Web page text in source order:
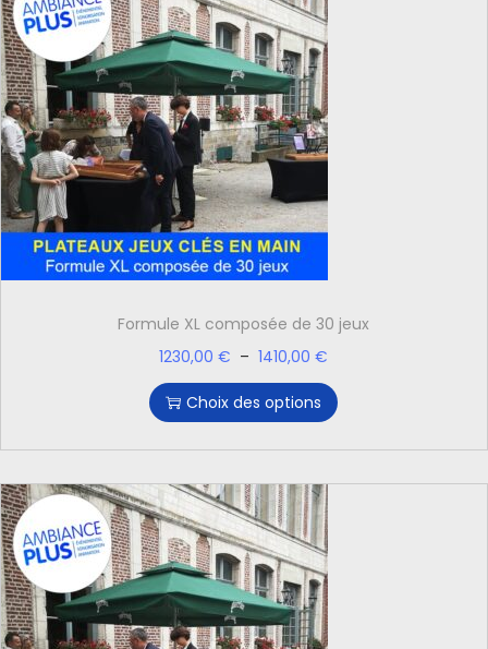
Formule XL composée de 30 jeux
1230,00€ – 1410,00€
Choix des options